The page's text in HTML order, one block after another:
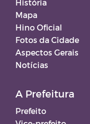
História
Mapa
Hino Oficial
Fotos da Cidade
Aspectos Gerais
Notícias
A Prefeitura
Prefeito